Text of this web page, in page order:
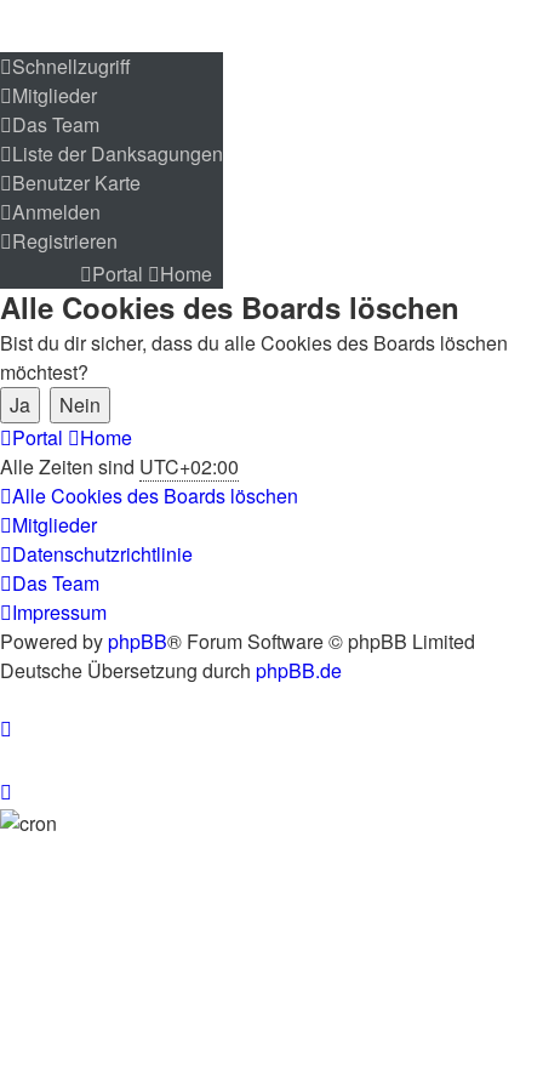
Schnellzugriff
Mitglieder
Das Team
Liste der Danksagungen
Benutzer Karte
Anmelden
Registrieren
Portal
Home
Schnellzugriff
Mitglieder
Das Team
Liste der Danksagungen
Benutzer Karte
Anmelden
Registrieren
Home
Alle Cookies des Boards löschen
Bist du dir sicher, dass du alle Cookies des Boards löschen
möchtest?
Portal
Home
Alle Zeiten sind UTC+02:00
Alle Cookies des Boards löschen
Mitglieder
Datenschutzrichtlinie
Das Team
Impressum
Powered byphpBB® Forum Software © phpBB Limited
Deutsche Übersetzung durch phpBB.de